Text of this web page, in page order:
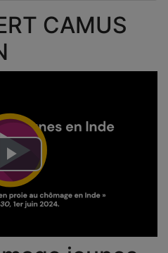
CAMUS
Lire
la
vidéo